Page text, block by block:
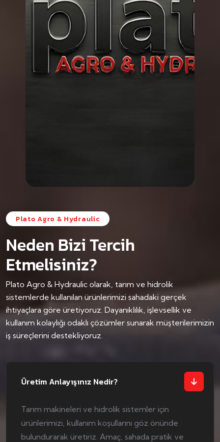
Plato Agro & Hydraulic
Neden Bizi Tercih
Etmelisiniz?
Plato Agro & Hydraulic olarak, tarım ve hidrolik
sistemlerde kullanılan ürünlerimizi sahadaki gerçek
ihtiyaçlara göre üretiyoruz. Dayanıklılık, işlevsellik ve
kullanım kolaylığı odaklı çözümler sunarak müşterilerimizin
iş süreçlerini destekliyoruz.
Üretim Anlayışınız Nedir?
Tarım makineleri ve hidrolik sistemler için
ürünlerimizi, kullanım koşullarını göz önünde
bulundurarak üretiriz. Amaç, sahada pratik ve